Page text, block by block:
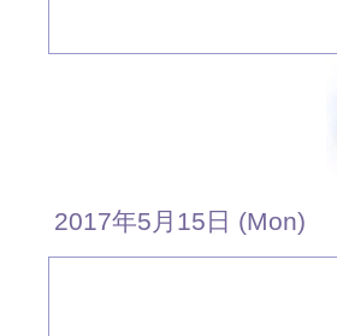
2017年5月15日 (Mon)